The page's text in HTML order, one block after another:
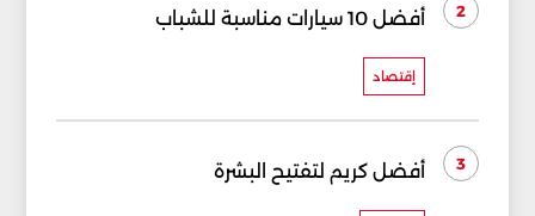
2 أفضل 10 سيارات مناسبة للشباب
إقتصاد
3 أفضل كريم لتفتيح البشرة